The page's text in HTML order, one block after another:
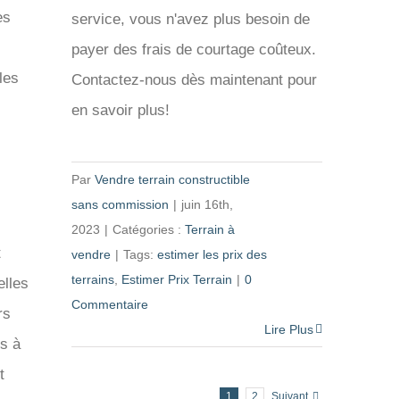
à
service, vous n'avez plus besoin de
payer des frais de courtage coûteux.
Contactez-nous dès maintenant pour
en savoir plus!
ParVendre terrain constructible
sans commission | juin 16th,
2023 | Catégories :Terrain à
vendre | Tags:estimer les prix des
terrains, Estimer Prix Terrain | 0
Commentaire
Lire Plus